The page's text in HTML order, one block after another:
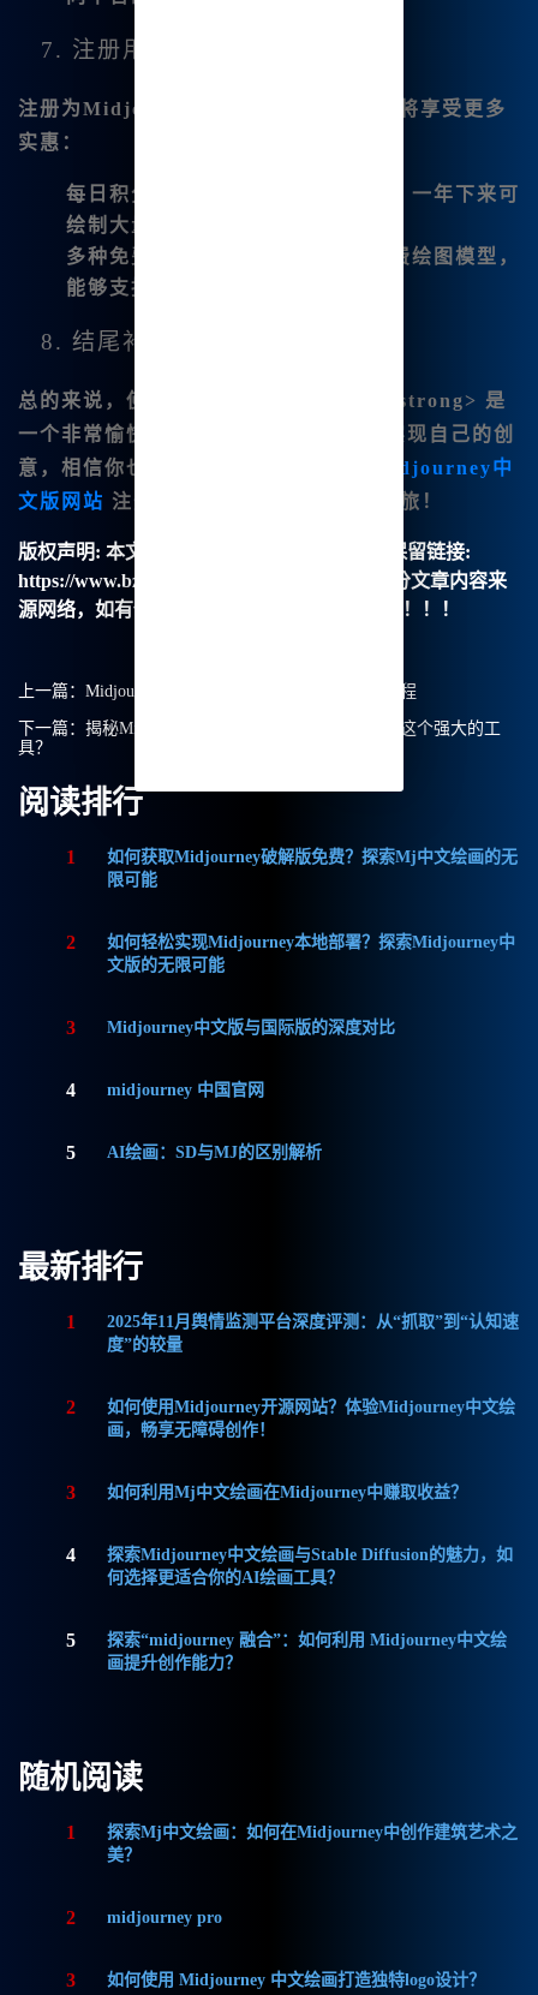
7. 注册用户的福利
注册为Midjourney内网版的用户后，你将享受更多
实惠：
每日积分
：注册后每日可领取积分，一年下来可
绘制大量图像。
多种免费模型
：内置多个优秀的免费绘图模型，
能够支持你实现更多创意。
8. 结尾补充
总的来说，使用
Midjourney内网版<😊/strong> 是
一个非常愉快的体验，它让我更容易地实现自己的创
意，相信你也会喜欢这个工具。快去
Midjourney中
文版网站 注册体验吧，开启你的艺 术之旅！
版权声明: 本文由【B族智能】原创，转载请保留链接:
https://www.bzu.cn/news/show/7152.html，部分文章内容来
源网络，如有侵权请联系我们删除处理。谢谢！！！
上一篇： Midjourney体验版：开启您的中文绘画新旅程
下一篇： 揭秘Midjourney中文绘画：我如何高效利用这个强大的工
具？
阅读排行
1
如何获取Midjourney破解版免费？探索Mj中文绘画的无
限可能
2
如何轻松实现Midjourney本地部署？探索Midjourney中
文版的无限可能
3 Midjourney中文版与国际版的深度对比
4 midjourney 中国官网
5 AI绘画：SD与MJ的区别解析
最新排行
1
2025年11月舆情监测平台深度评测：从“抓取”到“认知速
度”的较量
2
如何使用Midjourney开源网站？体验Midjourney中文绘
画，畅享无障碍创作！
3 如何利用Mj中文绘画在Midjourney中赚取收益？
4
探索Midjourney中文绘画与Stable Diffusion的魅力，如
何选择更适合你的AI绘画工具？
5
探索“midjourney 融合”：如何利用 Midjourney中文绘
画提升创作能力？
随机阅读
1
探索Mj中文绘画：如何在Midjourney中创作建筑艺术之
美？
2 midjourney pro
3 如何使用 Midjourney 中文绘画打造独特logo设计？